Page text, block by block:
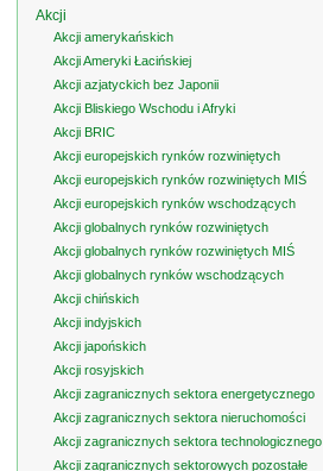
Akcji
Akcji amerykańskich
Akcji Ameryki Łacińskiej
Akcji azjatyckich bez Japonii
Akcji Bliskiego Wschodu i Afryki
Akcji BRIC
Akcji europejskich rynków rozwiniętych
Akcji europejskich rynków rozwiniętych MIŚ
Akcji europejskich rynków wschodzących
Akcji globalnych rynków rozwiniętych
Akcji globalnych rynków rozwiniętych MIŚ
Akcji globalnych rynków wschodzących
Akcji chińskich
Akcji indyjskich
Akcji japońskich
Akcji rosyjskich
Akcji zagranicznych sektora energetycznego
Akcji zagranicznych sektora nieruchomości
Akcji zagranicznych sektora technologicznego
Akcji zagranicznych sektorowych pozostałe